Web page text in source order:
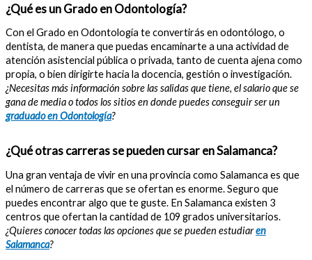
¿Qué es un Grado en Odontología?
Con el Grado en Odontología te convertirás en odontólogo, o
dentista, de manera que puedas encaminarte a una actividad de
atención asistencial pública o privada, tanto de cuenta ajena como
propia, o bien dirigirte hacia la docencia, gestión o investigación.
¿Necesitas más información sobre las salidas que tiene, el salario que se
gana de media o todos los sitios en donde puedes conseguir ser un
graduado en Odontología?
¿Qué otras carreras se pueden cursar en Salamanca?
Una gran ventaja de vivir en una provincia como Salamanca es que
el número de carreras que se ofertan es enorme. Seguro que
puedes encontrar algo que te guste. En Salamanca existen 3
centros que ofertan la cantidad de 109 grados universitarios.
¿Quieres conocer todas las opciones que se pueden estudiaren
Salamanca?